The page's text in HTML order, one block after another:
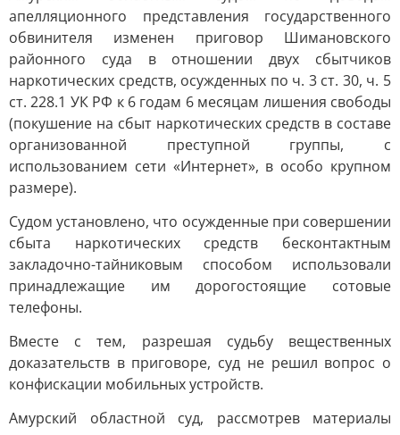
апелляционного представления государственного
обвинителя изменен приговор Шимановского
районного суда в отношении двух сбытчиков
наркотических средств, осужденных по ч. 3 ст. 30, ч. 5
ст. 228.1 УК РФ к 6 годам 6 месяцам лишения свободы
(покушение на сбыт наркотических средств в составе
организованной преступной группы, с
использованием сети «Интернет», в особо крупном
размере).
Судом установлено, что осужденные при совершении
сбыта наркотических средств бесконтактным
закладочно-тайниковым способом использовали
принадлежащие им дорогостоящие сотовые
телефоны.
Вместе с тем, разрешая судьбу вещественных
доказательств в приговоре, суд не решил вопрос о
конфискации мобильных устройств.
Амурский областной суд, рассмотрев материалы